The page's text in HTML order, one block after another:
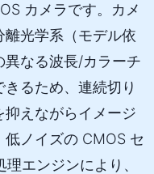
カメラです。カメ
光学系（モデル依
なる波長/カラーチ
るため、連続切り
えながらイメージ
ノイズの CMOS セ
エンジンにより、